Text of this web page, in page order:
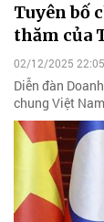
Tuyên bố
thăm của
02/12/2025 22:05
Diễn đàn
chung Việt